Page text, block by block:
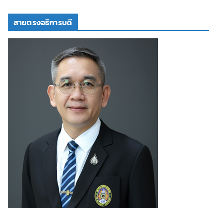
สายตรงอธิการบดี